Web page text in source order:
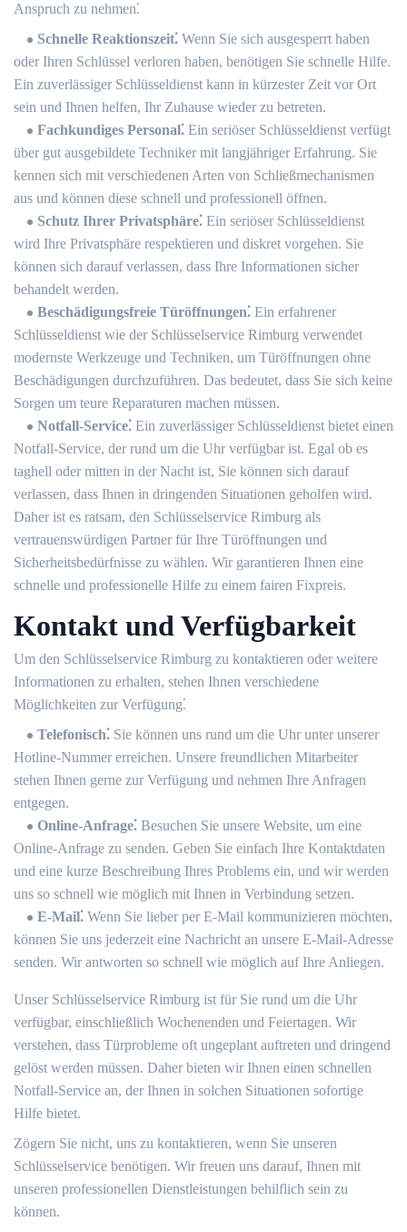
Anspruch zu nehmen⁚
Schnelle Reaktionszeit⁚ Wenn Sie sich ausgesperrt haben
oder Ihren Schlüssel verloren haben, benötigen Sie schnelle Hilfe.​
Ein zuverlässiger Schlüsseldienst kann in kürzester Zeit vor Ort
sein und Ihnen helfen, Ihr Zuhause wieder zu betreten.
Fachkundiges Personal⁚ Ein seriöser Schlüsseldienst verfügt
über gut ausgebildete Techniker mit langjähriger Erfahrung.​ Sie
kennen sich mit verschiedenen Arten von Schließmechanismen
aus und können diese schnell und professionell öffnen.​
Schutz Ihrer Privatsphäre⁚ Ein seriöser Schlüsseldienst
wird Ihre Privatsphäre respektieren und diskret vorgehen.​ Sie
können sich darauf verlassen, dass Ihre Informationen sicher
behandelt werden.​
Beschädigungsfreie Türöffnungen⁚ Ein erfahrener
Schlüsseldienst wie der Schlüsselservice Rimburg verwendet
modernste Werkzeuge und Techniken, um Türöffnungen ohne
Beschädigungen durchzuführen.​ Das bedeutet, dass Sie sich keine
Sorgen um teure Reparaturen machen müssen.​
Notfall-Service⁚ Ein zuverlässiger Schlüsseldienst bietet einen
Notfall-Service, der rund um die Uhr verfügbar ist.​ Egal ob es
taghell oder mitten in der Nacht ist, Sie können sich darauf
verlassen, dass Ihnen in dringenden Situationen geholfen wird.​
Daher ist es ratsam, den Schlüsselservice Rimburg als
vertrauenswürdigen Partner für Ihre Türöffnungen und
Sicherheitsbedürfnisse zu wählen.​ Wir garantieren Ihnen eine
schnelle und professionelle Hilfe zu einem fairen Fixpreis.​
Kontakt und Verfügbarkeit
Um den Schlüsselservice Rimburg zu kontaktieren oder weitere
Informationen zu erhalten, stehen Ihnen verschiedene
Möglichkeiten zur Verfügung⁚
Telefonisch⁚ Sie können uns rund um die Uhr unter unserer
Hotline-Nummer erreichen.​ Unsere freundlichen Mitarbeiter
stehen Ihnen gerne zur Verfügung und nehmen Ihre Anfragen
entgegen.​
Online-Anfrage⁚ Besuchen Sie unsere Website, um eine
Online-Anfrage zu senden.​ Geben Sie einfach Ihre Kontaktdaten
und eine kurze Beschreibung Ihres Problems ein, und wir werden
uns so schnell wie möglich mit Ihnen in Verbindung setzen.​
E-Mail⁚ Wenn Sie lieber per E-Mail kommunizieren möchten,
können Sie uns jederzeit eine Nachricht an unsere E-Mail-Adresse
senden. Wir antworten so schnell wie möglich auf Ihre Anliegen.​
Unser Schlüsselservice Rimburg ist für Sie rund um die Uhr
verfügbar, einschließlich Wochenenden und Feiertagen.​ Wir
verstehen, dass Türprobleme oft ungeplant auftreten und dringend
gelöst werden müssen.​ Daher bieten wir Ihnen einen schnellen
Notfall-Service an, der Ihnen in solchen Situationen sofortige
Hilfe bietet.​
Zögern Sie nicht, uns zu kontaktieren, wenn Sie unseren
Schlüsselservice benötigen.​ Wir freuen uns darauf, Ihnen mit
unseren professionellen Dienstleistungen behilflich sein zu
können.​